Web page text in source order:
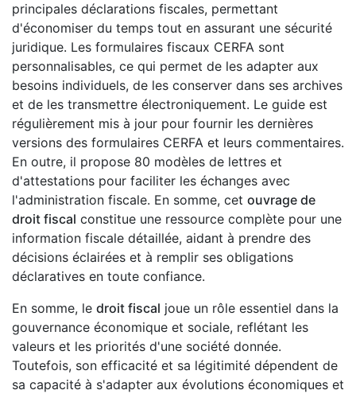
principales déclarations fiscales, permettant
d'économiser du temps tout en assurant une sécurité
juridique. Les formulaires fiscaux CERFA sont
personnalisables, ce qui permet de les adapter aux
besoins individuels, de les conserver dans ses archives
et de les transmettre électroniquement. Le guide est
régulièrement mis à jour pour fournir les dernières
versions des formulaires CERFA et leurs commentaires.
En outre, il propose 80 modèles de lettres et
d'attestations pour faciliter les échanges avec
l'administration fiscale. En somme, cet ouvrage de
droit fiscal constitue une ressource complète pour une
information fiscale détaillée, aidant à prendre des
décisions éclairées et à remplir ses obligations
déclaratives en toute confiance.
En somme, le droit fiscal joue un rôle essentiel dans la
gouvernance économique et sociale, reflétant les
valeurs et les priorités d'une société donnée.
Toutefois, son efficacité et sa légitimité dépendent de
sa capacité à s'adapter aux évolutions économiques et